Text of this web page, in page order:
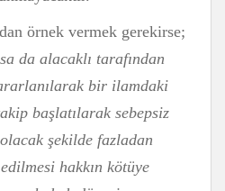
örnek vermek gerekirse;
da alacaklı tarafından
bir ilamdaki
başlatılarak sebepsiz
şekilde fazladan
hakkın kötüye